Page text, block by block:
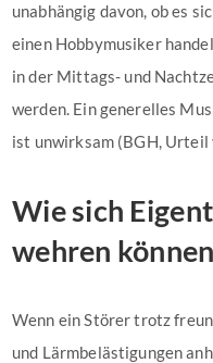
unabhängig davon, ob es
einen Hobbymusiker
in der Mittags- und
werden. Ein generelles
ist unwirksam (BGH,
Wie sich
wehren können
Wenn ein Störer trotz
und Lärmbelästigungen